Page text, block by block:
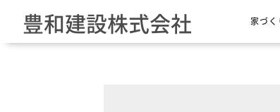
豊和建設株式会社 家づく